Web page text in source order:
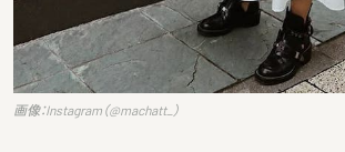
画像：Instagram（@machatt_）